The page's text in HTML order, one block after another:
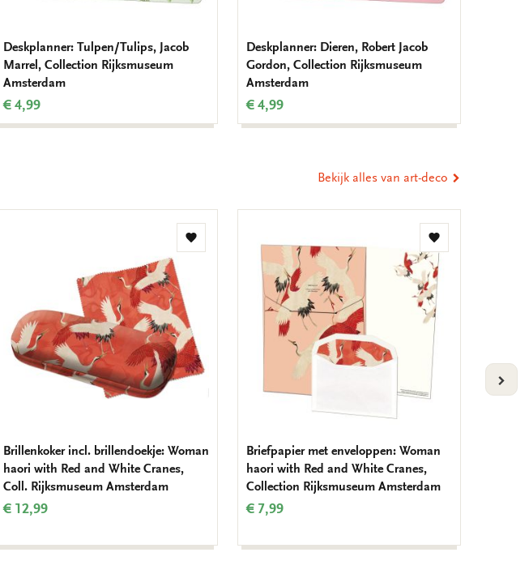
Deskplanner: Tulpen/Tulips, Jacob
Marrel, Collection Rijksmuseum
Amsterdam
€ 4,99
Deskplanner: Dieren, Robert Jacob
Gordon, Collection Rijksmuseum
Amsterdam
€ 4,99
Bekijk alles van art-deco
Toevoegen
Brillenkoker incl. brillendoekje: Woman
haori with Red and White Cranes,
Coll. Rijksmuseum Amsterdam
€ 12,99
Toevoegen
aan
verlanglijst
Briefpapier met enveloppen: Woman
haori with Red and White Cranes,
Collection Rijksmuseum Amsterdam
€ 7,99